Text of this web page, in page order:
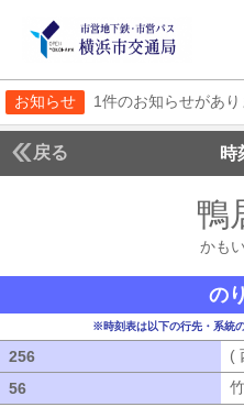
お知らせ 1件のお知らせがあり
戻る 時
鴨
かも
の
※時刻表は以下の行先・系統
256 (
56